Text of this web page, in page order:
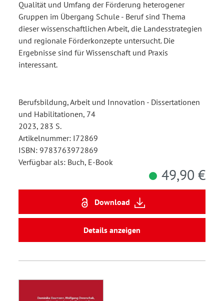
Qualität und Umfang der Förderung heterogener
Gruppen im Übergang Schule - Beruf sind Thema
dieser wissenschaftlichen Arbeit, die Landesstrategien
und regionale Förderkonzepte untersucht. Die
Ergebnisse sind für Wissenschaft und Praxis
interessant.
Berufsbildung, Arbeit und Innovation - Dissertationen
und Habilitationen, 74
2023, 283 S.
Artikelnummer: I72869
ISBN: 9783763972869
Verfügbar als: Buch, E-Book
49,90 €
Download
Details anzeigen